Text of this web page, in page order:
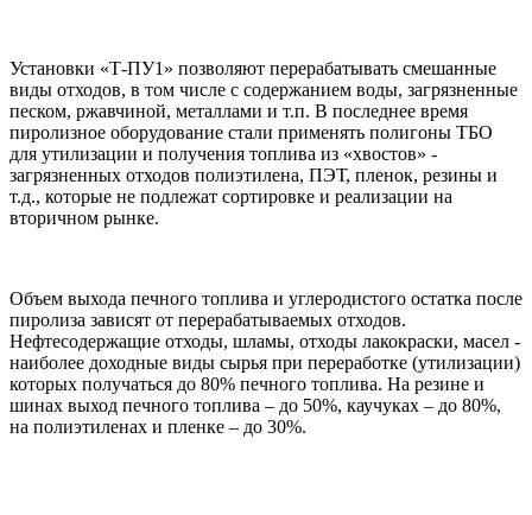
Установки «Т-ПУ1» позволяют перерабатывать смешанные
виды отходов, в том числе c содержанием воды, загрязненные
песком, ржавчиной, металлами и т.п. В последнее время
пиролизное оборудование стали применять полигоны ТБО
для утилизации и получения топлива из «хвостов» -
загрязненных отходов полиэтилена, ПЭТ, пленок, резины и
т.д., которые не подлежат сортировке и реализации на
вторичном рынке.
Объем выхода печного топлива и углеродистого остатка после
пиролиза зависят от перерабатываемых отходов.
Нефтесодержащие отходы, шламы, отходы лакокраски, масел -
наиболее доходные виды сырья при переработке (утилизации)
которых получаться до 80% печного топлива. На резине и
шинах выход печного топлива – до 50%, каучуках – до 80%,
на полиэтиленах и пленке – до 30%.